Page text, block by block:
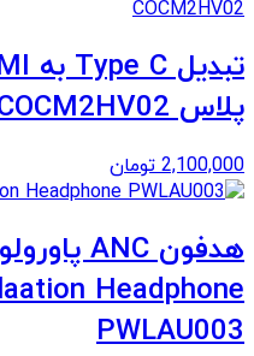
پلاس KP-COCM2HV02
2,100,000 تومان
Headphone
PWLAU003